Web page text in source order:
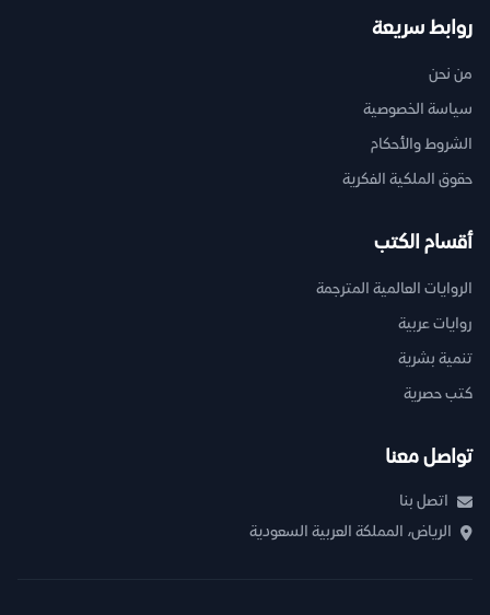
روابط سريعة
من نحن
سياسة الخصوصية
الشروط والأحكام
حقوق الملكية الفكرية
أقسام الكتب
الروايات العالمية المترجمة
روايات عربية
تنمية بشرية
كتب حصرية
تواصل معنا
اتصل بنا
الرياض، المملكة العربية السعودية